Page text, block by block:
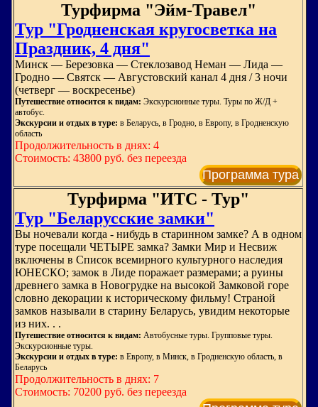
Турфирма "Эйм-Травел"
Тур "Гродненская кругосветка на
Праздник, 4 дня"
Минск — Березовка — Стеклозавод Неман — Лида —
Гродно — Святск — Августовский канал 4 дня / 3 ночи
(четверг — воскресенье)
Путешествие относится к видам: Экскурсионные туры. Туры по Ж/Д +
автобус.
Экскурсии и отдых в туре: в Беларусь, в Гродно, в Европу, в Гродненскую
область
Продолжительность в днях: 4
Стоимость: 43800 руб. без переезда
Программа тура
Турфирма "ИТС - Тур"
Тур "Беларусские замки"
Вы ночевали когда - нибудь в старинном замке? А в одном
туре посещали ЧЕТЫРЕ замка? Замки Мир и Несвиж
включены в Список всемирного культурного наследия
ЮНЕСКО; замок в Лиде поражает размерами; а руины
древнего замка в Новогрудке на высокой Замковой горе
словно декорации к историческому фильму! Страной
замков называли в старину Беларусь, увидим некоторые
из них. . .
Путешествие относится к видам: Автобусные туры. Групповые туры.
Экскурсионные туры.
Экскурсии и отдых в туре: в Европу, в Минск, в Гродненскую область, в
Беларусь
Продолжительность в днях: 7
Стоимость: 70200 руб. без переезда